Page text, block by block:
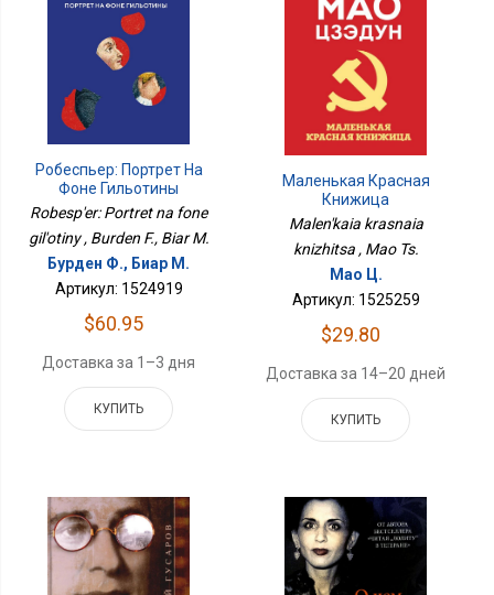
Робеспьер: Портрет На
Фоне Гильотины
Robesp'er: Portret na fone
gil'otiny , Burden F., Biar M.
Бурден Ф., Биар М.
Артикул: 1524919
$60.95
Доставка за 1–3 дня
КУПИТЬ
Маленькая Красная
Книжица
Malen'kaia krasnaia
knizhitsa , Mao Ts.
Мао Ц.
Артикул: 1525259
$29.80
Доставка за 14–20 дней
КУПИТЬ